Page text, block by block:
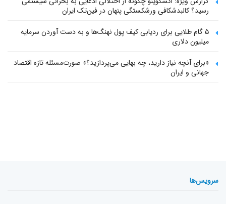
رسید؟ کالبدشکافی ورشکستگی پنهان در فین‌تک ایران
۵ گام طلایی برای ردیابی کیف پول‌ نهنگ‌ها و به دست آوردن سرمایه
میلیون دلاری
«برای آنچه نیاز دارید، چه بهایی می‌پردازید؟» صورت‌مسئله تازه اقتصاد
جهانی و ایران
سرویس‌ها